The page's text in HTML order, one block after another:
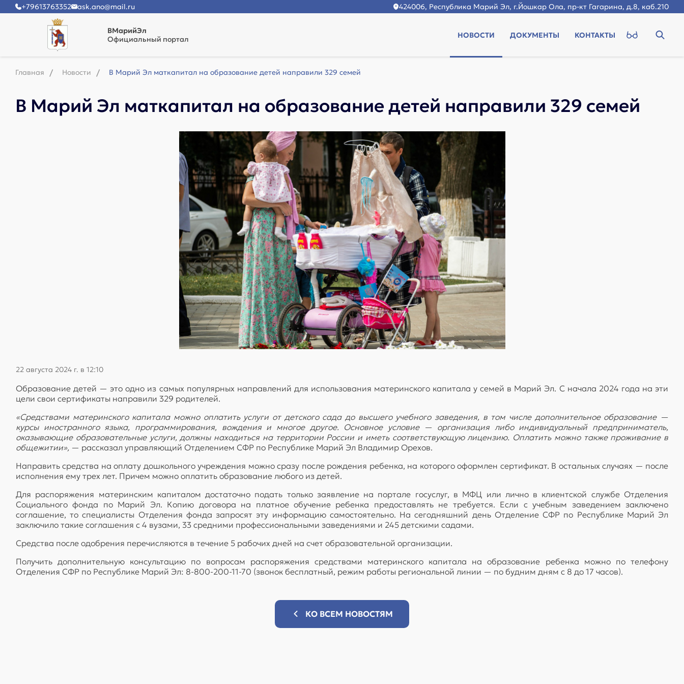
+79613763352 ask.ano@mail.ru 424006, Республика Марий Эл, г.Йошкар Ола, пр-кт Гагарина, д.8, каб.210
ВМарийЭл
Официальный портал
НОВОСТИ ДОКУМЕНТЫ КОНТАКТЫ
Главная Новости В Марий Эл маткапитал на образование детей направили 329 семей
В Марий Эл маткапитал на образование детей направили 329 семей
22 августа 2024 г. в 12:10
Образование детей — это одно из самых популярных направлений для использования материнского капитала у семей в Марий Эл. С начала 2024 года на эти
цели свои сертификаты направили 329 родителей.
«Средствами материнского капитала можно оплатить услуги от детского сада до высшего учебного заведения, в том числе дополнительное образование —
курсы иностранного языка, программирования, вождения и многое другое. Основное условие — организация либо индивидуальный предприниматель,
оказывающие образовательные услуги, должны находиться на территории России и иметь соответствующую лицензию. Оплатить можно также проживание в
общежитии», — рассказал управляющий Отделением СФР по Республике Марий Эл Владимир Орехов.
Направить средства на оплату дошкольного учреждения можно сразу после рождения ребенка, на которого оформлен сертификат. В остальных случаях — после
исполнения ему трех лет. Причем можно оплатить образование любого из детей.
Для распоряжения материнским капиталом достаточно подать только заявление на портале госуслуг, в МФЦ или лично в клиентской службе Отделения
Социального фонда по Марий Эл. Копию договора на платное обучение ребенка предоставлять не требуется. Если с учебным заведением заключено
соглашение, то специалисты Отделения фонда запросят эту информацию самостоятельно. На сегодняшний день Отделение СФР по Республике Марий Эл
заключило такие соглашения с 4 вузами, 33 средними профессиональными заведениями и 245 детскими садами.
Средства после одобрения перечисляются в течение 5 рабочих дней на счет образовательной организации.
Получить дополнительную консультацию по вопросам распоряжения средствами материнского капитала на образование ребенка можно по телефону
Отделения СФР по Республике Марий Эл: 8-800-200-11-70 (звонок бесплатный, режим работы региональной линии — по будним дням с 8 до 17 часов).
КО ВСЕМ НОВОСТЯМ